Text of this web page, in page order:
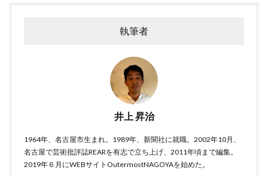
執筆者
井上 昇治
1964年、名古屋市生まれ。1989年、新聞社に就職。2002年10月、
名古屋で芸術批評誌REARを有志で立ち上げ、2011年頃まで編集。
2019年６月にWEBサイトOutermostNAGOYAを始めた。